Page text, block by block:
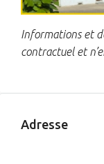
Informations et
contractuel et
Adresse